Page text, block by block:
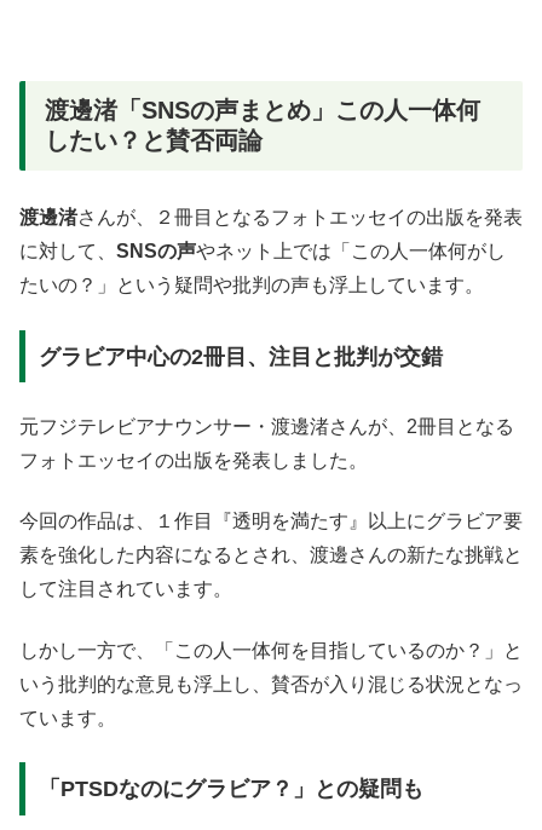
渡邊渚「SNSの声まとめ」この人一体何
したい？と賛否両論
渡邊渚さんが、２冊目となるフォトエッセイの出版を発表
に対して、 SNSの声やネット上では「この人一体何がし
たいの？」という疑問や批判の声も浮上しています。
グラビア中心の2冊目、注目と批判が交錯
元フジテレビアナウンサー・渡邊渚さんが、2冊目となる
フォトエッセイの出版を発表しました。
今回の作品は、１作目『透明を満たす』以上にグラビア要
素を強化した内容になるとされ、渡邊さんの新たな挑戦と
して注目されています。
しかし一方で、「この人一体何を目指しているのか？」と
いう批判的な意見も浮上し、賛否が入り混じる状況となっ
ています。
「PTSDなのにグラビア？」との疑問も